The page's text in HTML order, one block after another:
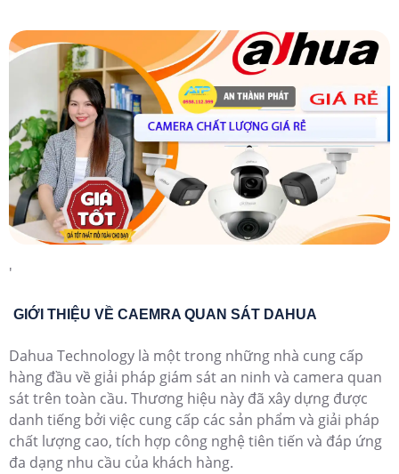
'
GIỚI THIỆU VỀ CAEMRA QUAN SÁT DAHUA
Dahua Technology là một trong những nhà cung cấp
hàng đầu về giải pháp giám sát an ninh và camera quan
sát trên toàn cầu. Thương hiệu này đã xây dựng được
danh tiếng bởi việc cung cấp các sản phẩm và giải pháp
chất lượng cao, tích hợp công nghệ tiên tiến và đáp ứng
đa dạng nhu cầu của khách hàng.